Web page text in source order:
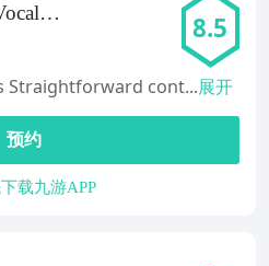
8.5
Straightforward cont...展开
预约
载九游APP